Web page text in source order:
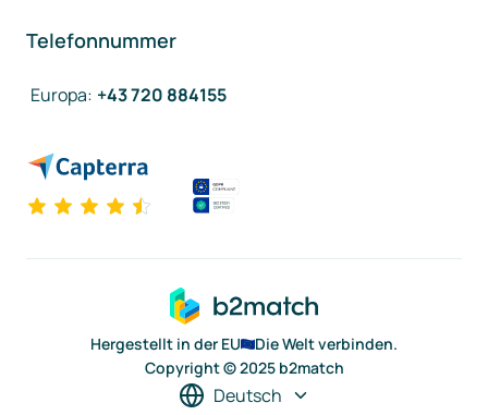
Telefonnummer
Europa: +43 720 884155
Hergestellt in der EU
Die Welt verbinden.
Copyright © 2025 b2match
Deutsch